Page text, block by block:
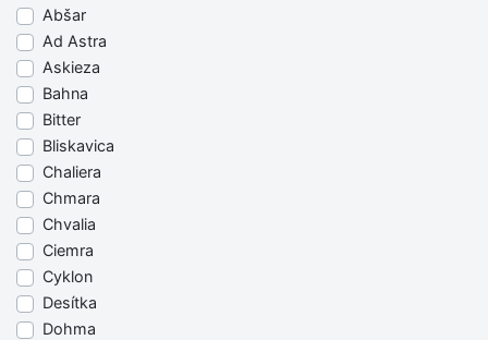
Abšar
Ad Astra
Askieza
Bahna
Bitter
Bliskavica
Chaliera
Chmara
Chvalia
Ciemra
Cyklon
Desítka
Dohma